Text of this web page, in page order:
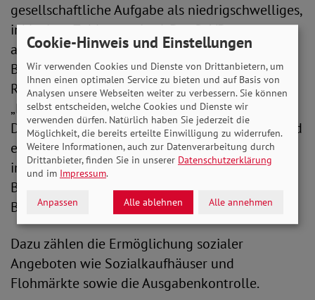
gesellschaftliche Aufgabe als niedrigschwelliges,
inklusives Zahlungsmittel. Der SoVD unter
andere Organisationen wie der Deutsche
Blinden- und Sehbehindertenverband, haben im
Rahmen des Workshops der Bundesbank
„Bargeld der Zukunft – Ein gesellschaftlicher
Dialog“ ein Themenpapier mit dem Titel "Bargeld
erhalten – als inklusives Zahlungsmittel für alle
in einer barrierearmen, hybriden
Bezahlwelt"verfasst, das die Vorteile des
Bargelds hervorhebt.
Dazu zählen die Ermöglichung sozialer
Angeboten wie Sozialkaufhäuser und
Flohmärkte sowie die Ausgabenkontrolle.
Cookie-Hinweis und Einstellungen
Wir verwenden Cookies und Dienste von Drittanbietern, um
Ihnen einen optimalen Service zu bieten und auf Basis von
Analysen unsere Webseiten weiter zu verbessern. Sie können
selbst entscheiden, welche Cookies und Dienste wir
verwenden dürfen. Natürlich haben Sie jederzeit die
Möglichkeit, die bereits erteilte Einwilligung zu widerrufen.
Weitere Informationen, auch zur Datenverarbeitung durch
Drittanbieter, finden Sie in unserer Datenschutzerklärung
und im Impressum.
Anpassen Alle ablehnen Alle annehmen